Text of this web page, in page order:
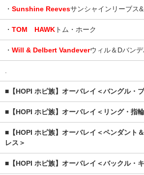
・ Sunshine Reevesサンシャインリーブス
・ TOM HAWK トム・ホーク
・ Will & Delbert Vandeverウィル＆Dバン
■【HOPI ホピ族】オーバレイ＜バングル・
■【HOPI ホピ族】オーバレイ＜リング・指
■【HOPI ホピ族】オーバレイ＜ペンダント
レス＞
■【HOPI ホピ族】オーバレイ＜バックル・